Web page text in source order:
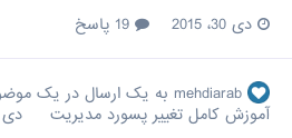
دی 30، 2015
mehdiarab به یک ارسال در یک
آموزش کامل تغییر پسورد مدیریت
دی 30، 2015